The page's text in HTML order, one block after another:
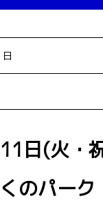
日(火・
のパー